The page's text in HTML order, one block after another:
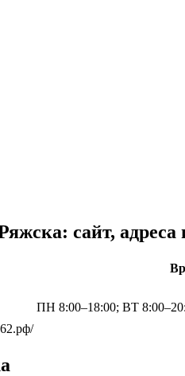
сайт, адреса
ПН 8:00–18:00; ВТ